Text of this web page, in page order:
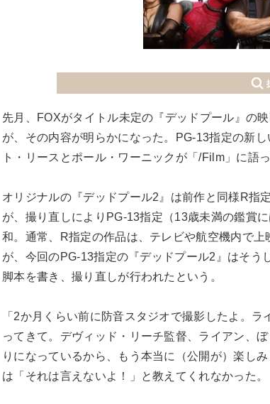
先月、FOXがタイトル未定の『デッドプール』の
が、その内容が明らかになった。PG-13指定の新
ト・リースとポール・ワーニックが「/Film」に語っ
オリジナルの『デッドプール2』は前作と同様R指
が、撮り直しによりPG-13指定（13歳未満の鑑賞
和。通常、R指定の作品は、テレビや航空機内で
が、今回のPG-13指定の『デッドプール2』はそ
脚本を書き、撮り直しが行われたという。
「2か月くらい前に防音スタジオで撮影したよ。
ってきて。デヴィッド・リーチ監督、ライアン、
りになっているから、もう本当に（公開が）楽し
は「それは言えないよ！」と教えてくれなかった。